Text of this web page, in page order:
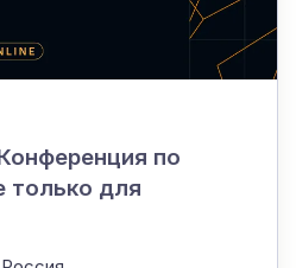
по
только для